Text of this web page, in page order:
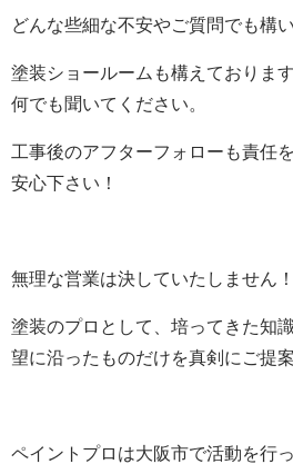
どんな些細な不安やご質問でも構い
塗装ショールームも構えておりま
何でも聞いてください。
工事後のアフターフォローも責任
安心下さい！
無理な営業は決していたしません！
塗装のプロとして、培ってきた知
望に沿ったものだけを真剣にご提
ペイントプロは大阪市で活動を行